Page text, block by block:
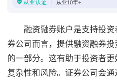
从业认证 从业10年+
融资融券账户是支持投
券公司而言，提供融资融券
的一部分。这有助于投资者
复杂性和风险。证券公司会